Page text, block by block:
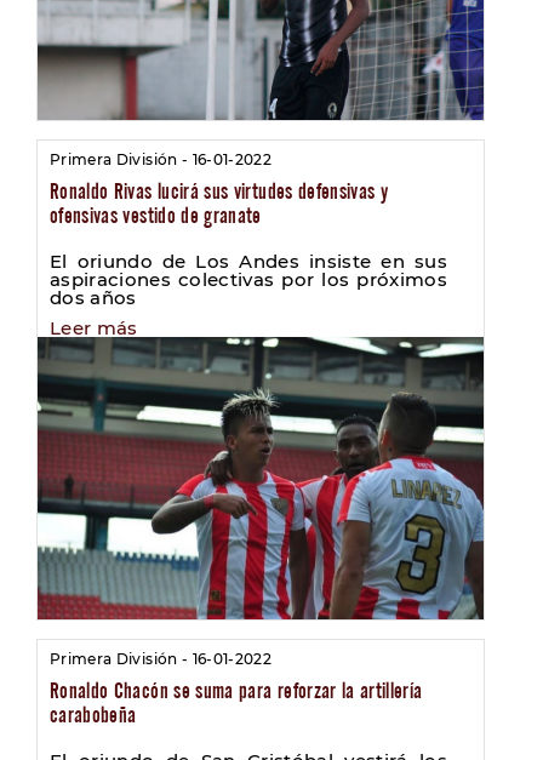
Primera División - 16-01-2022
Ronaldo Rivas lucirá sus virtudes defensivas y
ofensivas vestido de granate
El oriundo de Los Andes insiste en sus
aspiraciones colectivas por los próximos
dos años
Leer más
Primera División - 16-01-2022
Ronaldo Chacón se suma para reforzar la artillería
carabobeña